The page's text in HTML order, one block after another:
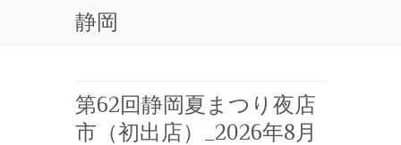
静岡
第62回静岡夏まつり夜店
市（初出店）_2026年8月